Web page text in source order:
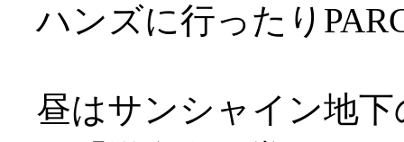
ハンズに行ったり
昼はサンシャイン地